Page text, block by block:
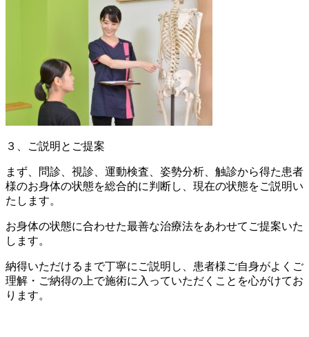
３、ご説明とご提案
まず、問診、視診、運動検査、姿勢分析、触診から得た患者
様のお身体の状態を総合的に判断し、現在の状態をご説明い
たします。
お身体の状態に合わせた最善な治療法をあわせてご提案いた
します。
納得いただけるまで丁寧にご説明し、患者様ご自身がよくご
理解・ご納得の上で施術に入っていただくことを心がけてお
ります。